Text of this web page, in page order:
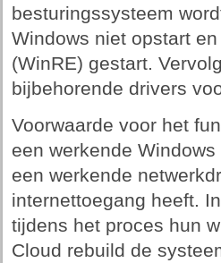
besturingssysteem
Windows niet opstart
(WinRE) gestart.
bijbehorende drivers
Voorwaarde voor het
een werkende
een werkende
internettoegang heeft.
tijdens het proces hun
Cloud rebuild de